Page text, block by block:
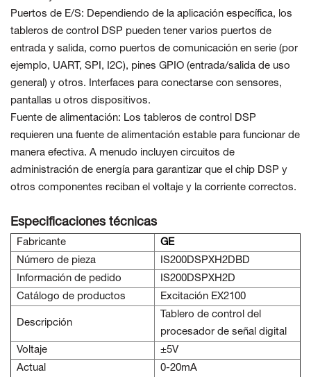
Puertos de E/S: Dependiendo de la aplicación específica, los
tableros de control DSP pueden tener varios puertos de
entrada y salida, como puertos de comunicación en serie (por
ejemplo, UART, SPI, I2C), pines GPIO (entrada/salida de uso
general) y otros. Interfaces para conectarse con sensores,
pantallas u otros dispositivos.
Fuente de alimentación: Los tableros de control DSP
requieren una fuente de alimentación estable para funcionar de
manera efectiva. A menudo incluyen circuitos de
administración de energía para garantizar que el chip DSP y
otros componentes reciban el voltaje y la corriente correctos.
Especificaciones técnicas
Fabricante
GE
Número de pieza
IS200DSPXH2DBD
Información de pedido
IS200DSPXH2D
Catálogo de productos
Excitación EX2100
Descripción
Tablero de control del
procesador de señal digital
Voltaje
±5V
Actual
0-20mA